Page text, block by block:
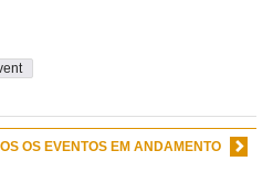
OS EVENTOS EM ANDAMENTO